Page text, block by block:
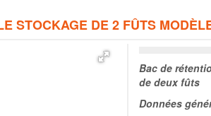
STOCKAGE DE 2 FÛTS
Bac de
de deux fûts
Données